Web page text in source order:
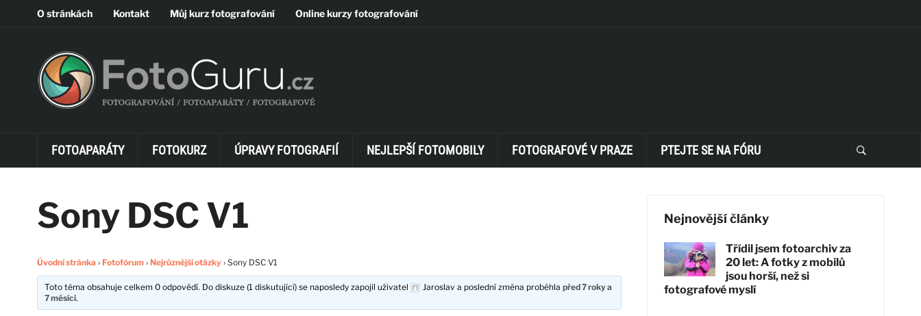
O stránkách Kontakt Můj kurz fotografování Online kurzy fotografování
FOTOAPARÁTY FOTOKURZ ÚPRAVY FOTOGRAFIÍ NEJLEPŠÍ FOTOMOBILY FOTOGRAFOVÉ V PRAZE PTEJTE SE NA FÓRU
Sony DSC V1
Úvodní stránka › Fotofórum › Nejrůznější otázky › Sony DSC V1
Toto téma obsahuje celkem 0 odpovědí. Do diskuze (1 diskutující) se naposledy zapojil uživatel Jaroslav a poslední změna proběhlapřed 7 roky a
7 měsíci.
Nejnovější články
Třídil jsem fotoarchiv za
20 let: A fotky z mobilů
jsou horší, než si
fotografové myslí